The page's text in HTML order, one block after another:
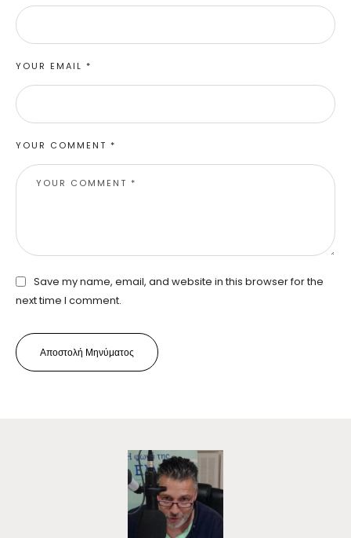
YOUR COMMENT *
YOUR EMAIL *
Save my name, email, and website in this browser for the
next time I comment.
Αποστολή Μηνύματος